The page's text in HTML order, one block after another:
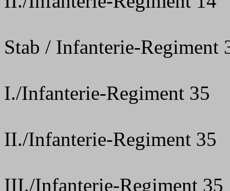
Stab / Infanterie-Regiment
I./Infanterie-Regiment 35
II./Infanterie-Regiment 35
III./Infanterie-Regiment 35